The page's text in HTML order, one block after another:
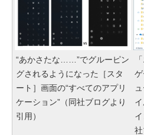
“あかさたな……”でグルーピン
グされるようになった［スタ
ート］画面の“すべてのアプリ
ケーション”（同社ブログより
引用）
社